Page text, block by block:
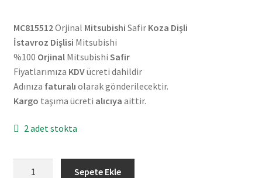
MC815512Orjinal Mitsubishi Safir Koza Dişli
İstavroz Dişlisi Mitsubishi
%100 OrjinalMitsubishi Safir
Fiyatlarımıza KDVücreti dahildir
Adınıza faturalı olarak gönderilecektir.
Kargo taşıma ücreti alıcıya aittir.
2 adet stokta
Sepete Ekle